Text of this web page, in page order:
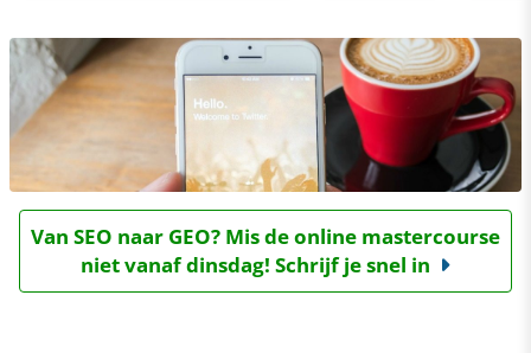
Van SEO naar GEO? Mis de online mastercourse
niet vanaf dinsdag! Schrijf je snel in